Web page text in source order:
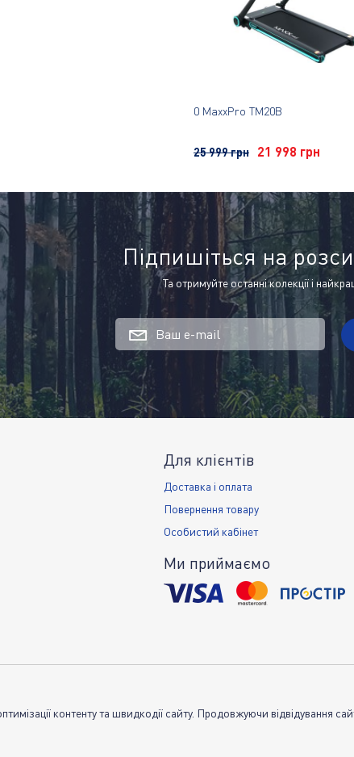
0 MaxxPro TM20B
25 999 грн 21 998 грн
Підпишіться на
Та отримуйте останні колекції і
Ваш e-mail
Для клієнтів
Доставка і оплата
Повернення товару
Особистий кабінет
Ми приймаємо
контенту та швидкодії сайту. Продовжуючи відвідування